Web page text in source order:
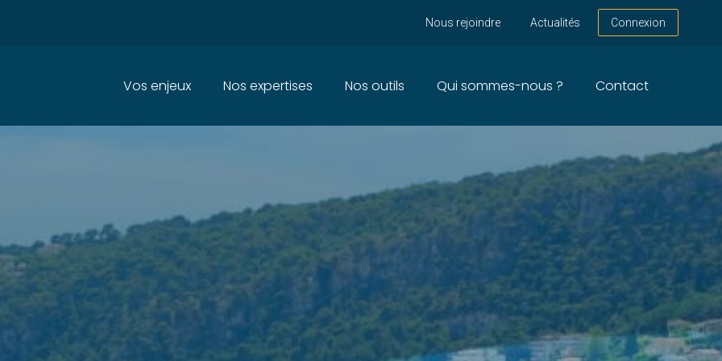
Nous rejoindre Actualités Connexion
Principal
Vos enjeux Nos expertises Nos outils Qui sommes-nous ? Contact